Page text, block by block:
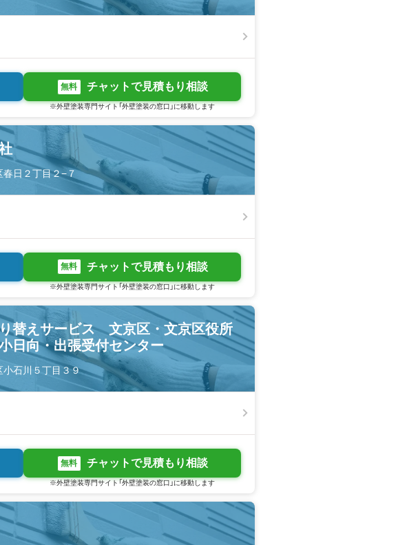
無料 チャットで見積もり相談
※外壁塗装専門サイト「外壁塗装の窓口」に移動します
日２丁目２−７
無料 チャットで見積もり相談
※外壁塗装専門サイト「外壁塗装の窓口」に移動します
替えサービス 文京区・文京区役所
日向・出張受付センター
石川５丁目３９
無料 チャットで見積もり相談
※外壁塗装専門サイト「外壁塗装の窓口」に移動します